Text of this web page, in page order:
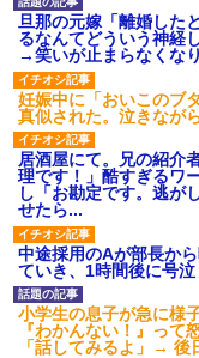
旦那の元嫁「離婚した
るなんてどういう神経
→笑いが止まらなくな
妊娠中に「おいこのブ
真似された。泣きなが
居酒屋にて。兄の紹介
理です！」酷すぎるワ
し「お勘定です。逃が
せたら...
中途採用のAが部長か
ていき、1時間後に号
小学生の息子が急に様
『わかんない！』って
「話してみるよ」→ 後